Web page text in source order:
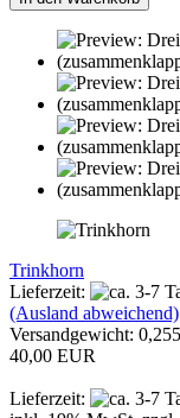
Trinkhorn
Lieferzeit:
(Ausland abweichend)
Versandgewicht: 0,255
40,00 EUR
Lieferzeit: